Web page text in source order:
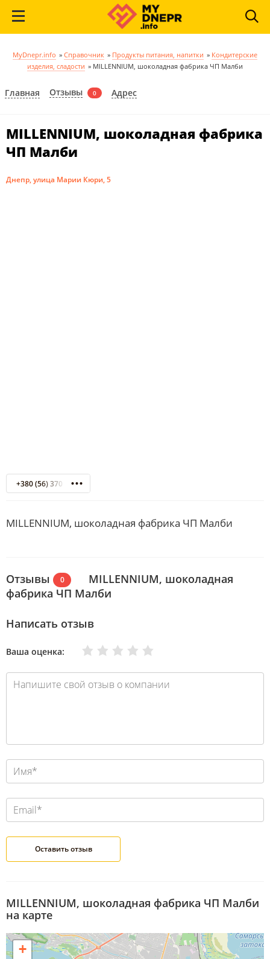
MyDnepr.info » Справочник » Продукты питания, напитки » Кондитерские
изделия, сладости » MILLENNIUM, шоколадная фабрика ЧП Малби
Главная Отзывы 0 Адрес
MILLENNIUM, шоколадная фабрика
ЧП Малби
Днепр, улица Марии Кюри, 5
+380 (56) 370 15 42
MILLENNIUM, шоколадная фабрика ЧП Малби
Отзывы 0
MILLENNIUM, шоколадная
фабрика ЧП Малби
Написать отзыв
Ваша оценка: Отлично
Хорошо
Нормально
Плохо
Очень плохо
MILLENNIUM, шоколадная фабрика ЧП Малби
на карте
+